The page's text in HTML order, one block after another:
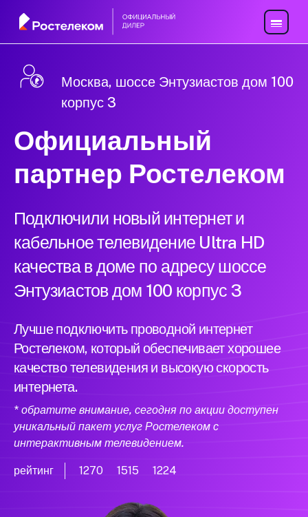
Москва, шоссе Энтузиастов дом 100
корпус 3
Официальный
партнер Ростелеком
Подключили новый интернет и
кабельное телевидение Ultra HD
качества в доме по адресу шоссе
Энтузиастов дом 100 корпус 3
Лучше подключить проводной интернет
Ростелеком, который обеспечивает хорошее
качество телевидения и высокую скорость
интернета.
* обратите внимание, сегодня по акции доступен
уникальный пакет услуг Ростелеком с
интерактивным телевидением.
рейтинг 1270 1515 1224